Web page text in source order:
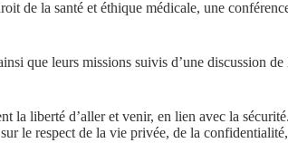
la santé et éthique médicale, une
que leurs missions suivis d’une discussion
la liberté d’aller et venir, en lien avec la
le respect de la vie privée, de la